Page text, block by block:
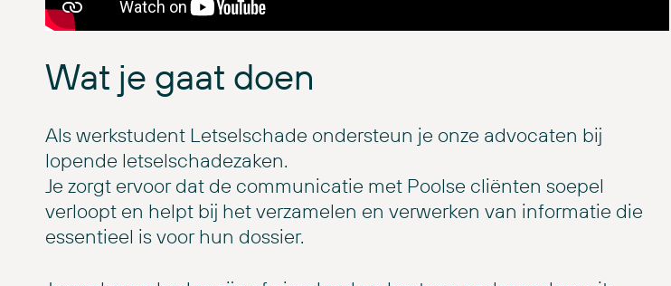
Wat je gaat doen
Als werkstudent Letselschade ondersteun je onze advocaten bij
lopende letselschadezaken.
Je zorgt ervoor dat de communicatie met Poolse cliënten soepel
verloopt en helpt bij het verzamelen en verwerken van informatie die
essentieel is voor hun dossier.